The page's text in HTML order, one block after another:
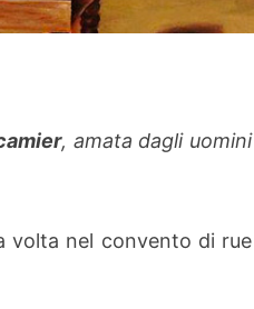
, amata dagli uomini
volta nel convento di rue